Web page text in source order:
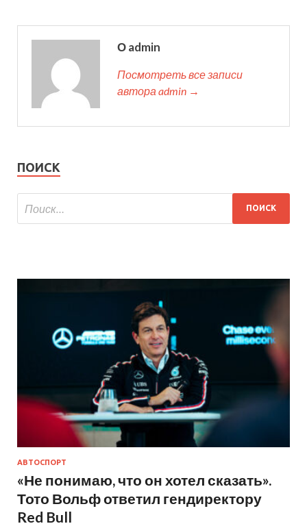
О admin
Посмотреть все записи
автора admin →
ПОИСК
АВТОСПОРТ
«Не понимаю, что он хотел сказать».
Тото Вольф ответил гендиректору
Red Bull